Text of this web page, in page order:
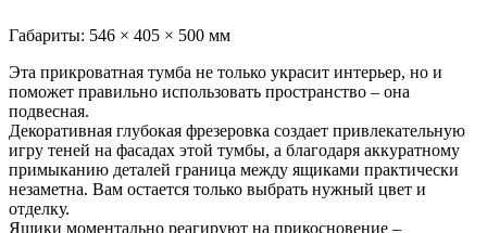
Габариты: 546 × 405 × 500 мм
Эта прикроватная тумба не только украсит интерьер, но и
поможет правильно использовать пространство – она
подвесная.
Декоративная глубокая фрезеровка создает привлекательную
игру теней на фасадах этой тумбы, а благодаря аккуратному
примыканию деталей граница между ящиками практически
незаметна. Вам остается только выбрать нужный цвет и
отделку.
Ящики моментально реагируют на прикосновение –